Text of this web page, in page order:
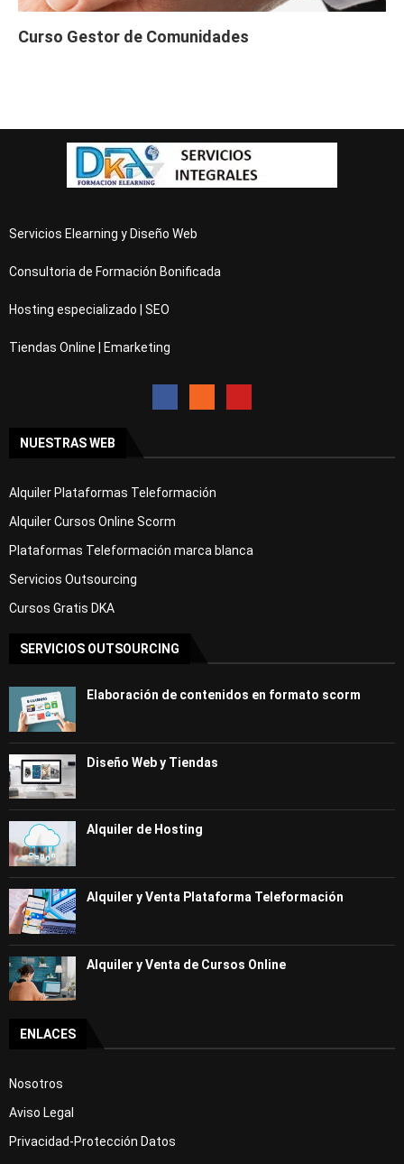
Curso Gestor de Comunidades
Servicios Elearning y Diseño Web
Consultoria de Formación Bonificada
Hosting especializado | SEO
Tiendas Online | Emarketing
NUESTRAS WEB
Alquiler Plataformas Teleformación
Alquiler Cursos Online Scorm
Plataformas Teleformación marca blanca
Servicios Outsourcing
Cursos Gratis DKA
SERVICIOS OUTSOURCING
Elaboración de contenidos en formato scorm
Diseño Web y Tiendas
Alquiler de Hosting
Alquiler y Venta Plataforma Teleformación
Alquiler y Venta de Cursos Online
ENLACES
Nosotros
Aviso Legal
Privacidad-Protección Datos